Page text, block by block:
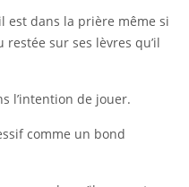
est dans la prière même si
restée sur ses lèvres qu’il
l’intention de jouer.
comme un bond